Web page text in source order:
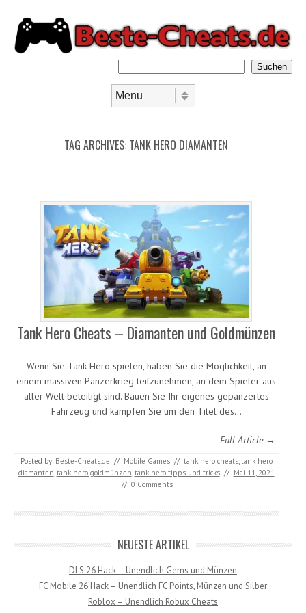
Suchen
TAG ARCHIVES: TANK HERO DIAMANTEN
Tank Hero Cheats – Diamanten und Goldmünzen
Wenn Sie Tank Hero spielen, haben Sie die Möglichkeit, an
einem massiven Panzerkrieg teilzunehmen, an dem Spieler aus
aller Welt beteiligt sind. Bauen Sie Ihr eigenes gepanzertes
Fahrzeug und kämpfen Sie um den Titel des…
Full Article →
Posted by: Beste-Cheats.de // Mobile Games // tank hero cheats, tank hero
diamanten tank hero goldmünzen tank hero tipps und tricks // Mai 11, 2021
// 0 Comments
NEUESTE ARTIKEL
DLS 26 Hack – Unendlich Gems und Münzen
FC Mobile 26 Hack – Unendlich FC Points, Münzen und Silber
Roblox – Unendlich Robux Cheats